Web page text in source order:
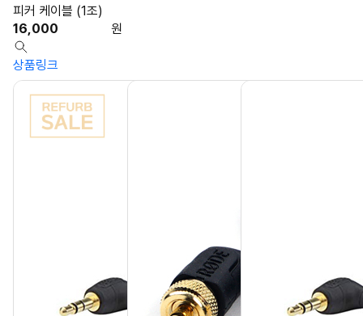
피커 케이블 (1조)
16,000
원
상품링크